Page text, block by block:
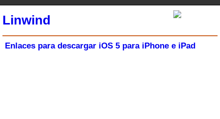
Linwind
Enlaces para descargar iOS 5 para iPhone e iPad